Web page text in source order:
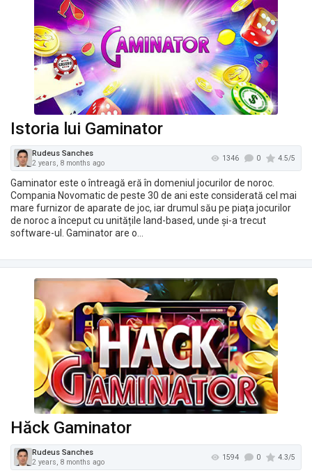
2 years, 4 months ago
Istoria lui Gaminator
Gaminator este o întreagă eră în domeniul jocurilor de noroc.
Compania Novomatic de peste 30 de ani este considerată cel mai
mare furnizor de aparate de joc, iar drumul său pe piața jocurilor
de noroc a început cu unitățile land-based, unde și-a trecut
software-ul. Gaminator are o…
Hăck Gaminator